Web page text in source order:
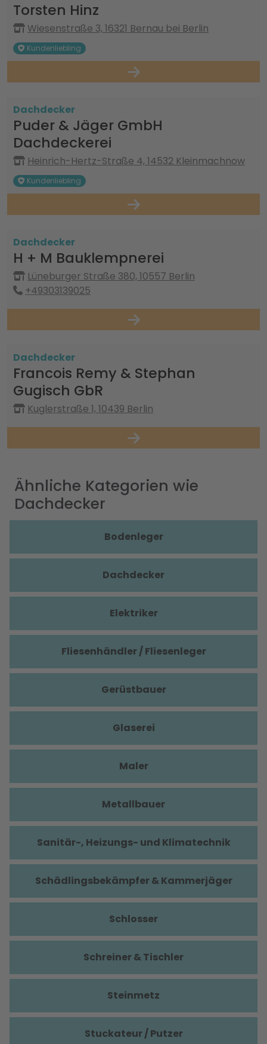
Torsten Hinz
Wiesenstraße 3, 16321 Bernau bei Berlin
Kundenliebling
Dachdecker
Puder & Jäger GmbH
Dachdeckerei
Heinrich-Hertz-Straße 4, 14532 Kleinmachnow
Kundenliebling
Dachdecker
H + M Bauklempnerei
Lüneburger Straße 380, 10557 Berlin
+49303139025
Dachdecker
Francois Remy & Stephan
Gugisch GbR
Kuglerstraße 1, 10439 Berlin
Ähnliche Kategorien wie
Dachdecker
Bodenleger
Dachdecker
Elektriker
Fliesenhändler / Fliesenleger
Gerüstbauer
Glaserei
Maler
Metallbauer
Sanitär-, Heizungs- und Klimatechnik
Schädlingsbekämpfer & Kammerjäger
Schlosser
Schreiner & Tischler
Steinmetz
Stuckateur / Putzer